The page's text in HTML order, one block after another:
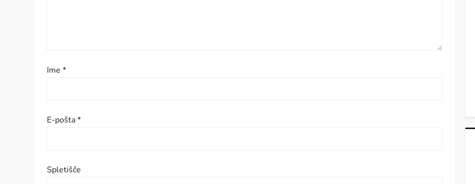
i
p
v
Ime*
E-pošta*
Spletišče